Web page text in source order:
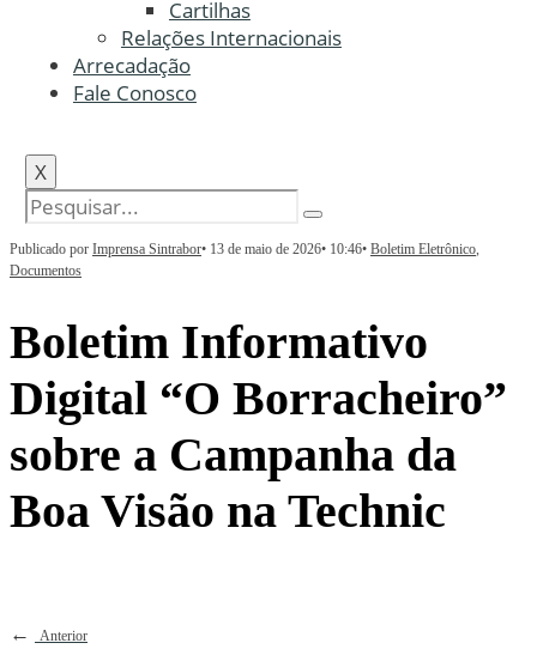
Cartilhas
Relações Internacionais
Arrecadação
Fale Conosco
X
Publicado por Imprensa Sintrabor• 13 de maio de 2026• 10:46• Boletim Eletrônico,
Documentos
Boletim Informativo
Digital “O Borracheiro”
sobre a Campanha da
Boa Visão na Technic
← Anterior